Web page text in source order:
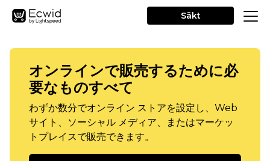
Sākt
オンラインで販売するために必
要なものすべて
わずか数分でオンライン ストアを設定し、Web
サイト、ソーシャル メディア、またはマーケッ
トプレイスで販売できます。